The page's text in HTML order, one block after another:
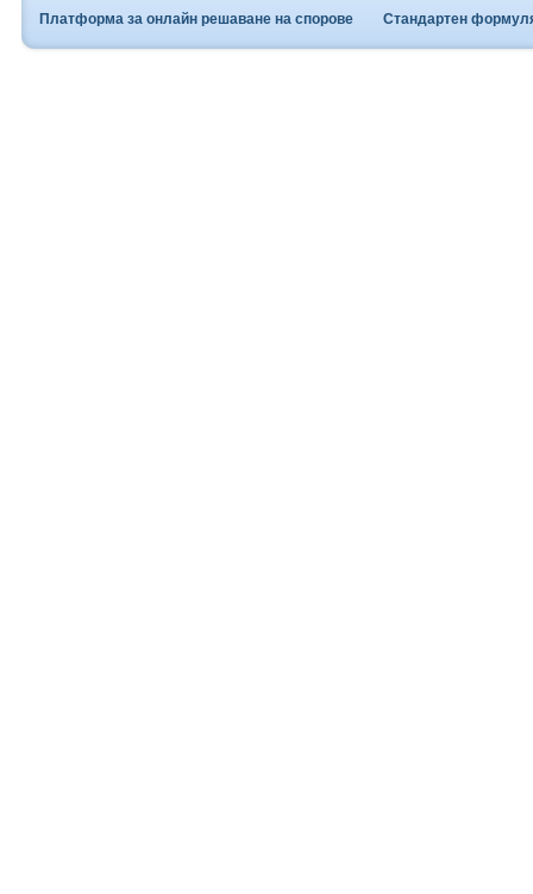
Платформа за онлайн решаване на спорове
Стандартен